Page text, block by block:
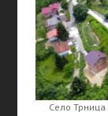
Село